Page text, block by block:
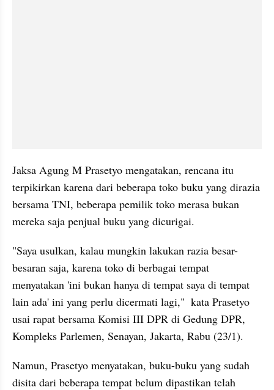
Jaksa Agung M Prasetyo mengatakan, rencana itu
terpikirkan karena dari beberapa toko buku yang dirazia
bersama TNI, beberapa pemilik toko merasa bukan
mereka saja penjual buku yang dicurigai.
"Saya usulkan, kalau mungkin lakukan razia besar-
besaran saja, karena toko di berbagai tempat
menyatakan 'ini bukan hanya di tempat saya di tempat
lain ada' ini yang perlu dicermati lagi,"  kata Prasetyo
usai rapat bersama Komisi III DPR di Gedung DPR,
Kompleks Parlemen, Senayan, Jakarta, Rabu (23/1).
Namun, Prasetyo menyatakan, buku-buku yang sudah
disita dari beberapa tempat belum dipastikan telah